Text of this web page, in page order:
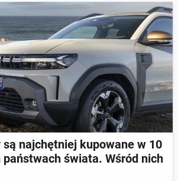
są najchętniej kupowane w 10
świata. Wśród nich